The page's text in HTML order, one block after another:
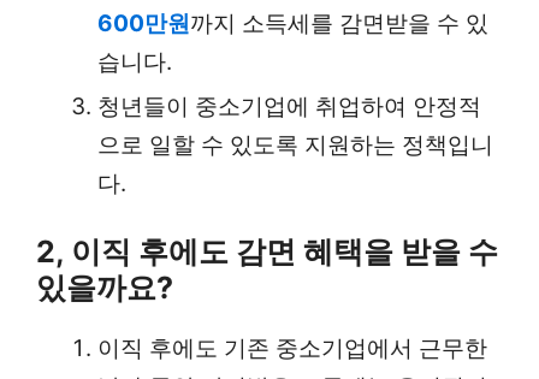
600만원까지 소득세를 감면받을 수 있
습니다.
청년들이 중소기업에 취업하여 안정적
으로 일할 수 있도록 지원하는 정책입니
다.
2, 이직 후에도 감면 혜택을 받을 수
있을까요?
이직 후에도 기존 중소기업에서 근무한